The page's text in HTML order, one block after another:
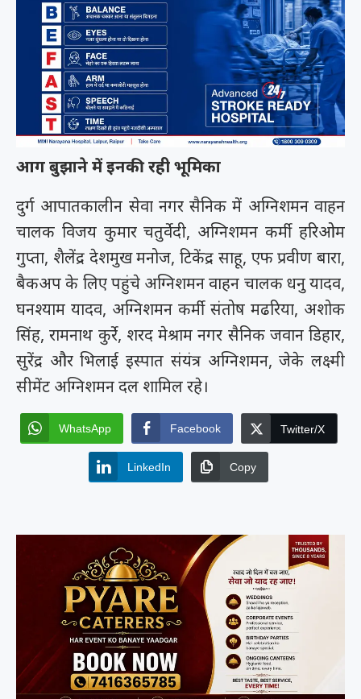
आग बुझाने में इनकी रही भूमिका
दुर्ग आपातकालीन सेवा नगर सैनिक में अग्निशमन वाहन
चालक विजय कुमार चतुर्वेदी, अग्निशमन कर्मी हरिओम
गुप्ता, शैलेंद्र देशमुख मनोज, टिकेंद्र साहू, एफ प्रवीण ‌बारा,
बैकअप के लिए पहुंचे अग्निशमन वाहन चालक धनु यादव,
घनश्याम यादव, अग्निशमन कर्मी संतोष मढरिया, अशोक
सिंह, रामनाथ कुर्रे, शरद मेश्राम नगर सैनिक जवान डिहार,
सुरेंद्र और भिलाई इस्पात संयंत्र अग्निशमन, जेके लक्ष्मी
सीमेंट अग्निशमन दल शामिल रहे।
WhatsApp Facebook Twitter/X
LinkedIn Copy